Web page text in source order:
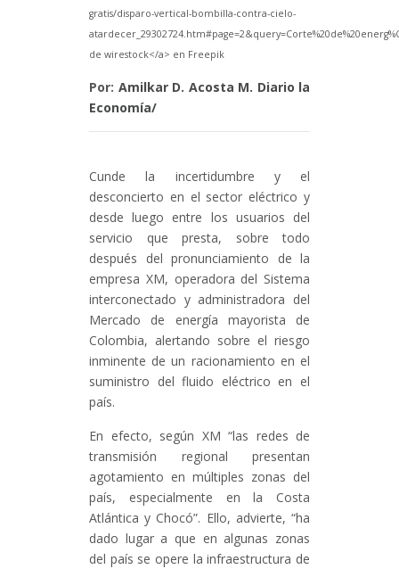
gratis/disparo-vertical-bombilla-contra-cielo-
de wirestock</a> en Freepik
Por: Amilkar D. Acosta M. Diario la
Economía/
Cunde la incertidumbre y el
desconcierto en el sector eléctrico y
desde luego entre los usuarios del
servicio que presta, sobre todo
después del pronunciamiento de la
empresa XM, operadora del Sistema
interconectado y administradora del
Mercado de energía mayorista de
Colombia, alertando sobre el riesgo
inminente de un racionamiento en el
suministro del fluido eléctrico en el
país.
En efecto, según XM “las redes de
transmisión regional presentan
agotamiento en múltiples zonas del
país, especialmente en la Costa
Atlántica y Chocó”. Ello, advierte, “ha
dado lugar a que en algunas zonas
del país se opere la infraestructura de